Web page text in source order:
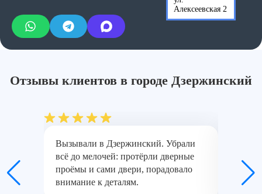
руб./м²
Уборка балконов после голубей
руб.
Алексеевская 2
Отзывы клиентов в городе Дзержинский
Вызывали в Дзержинский. Убрали
всё до мелочей: протёрли дверные
проёмы и сами двери, порадовало
внимание к деталям.
печи